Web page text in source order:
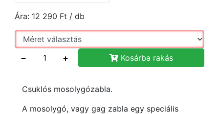
Ára: 12 290 Ft / db
− + Kosárba rakás
Csuklós mosolygózabla.
A mosolygó, vagy gag zabla egy speciális